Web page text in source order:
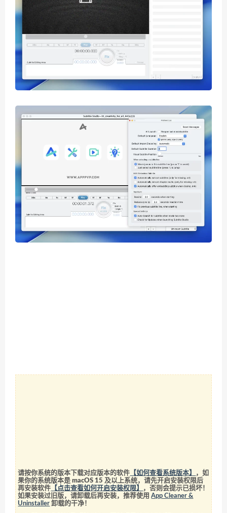
请按你系统的版本下载对应版本的软件 【如何查看系统版本】
，如
果你的系统版本是 macOS 15 及以上系统，请先开启安装权限后
再安装软件 【点击查看如何开启安装权限】
，否则会提示已损坏！
如果安装过旧版，请卸载后再安装，推荐使用App Cleaner &
Uninstaller 卸载的干净！